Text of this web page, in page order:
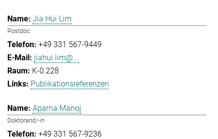
Jia Hui Lim
Postdoc
+49 331 567-9449
jiahui.lim@...
K-0.228
Publikationsreferenzen
Aparna Manoj
Doktorand/-in
+49 331 567-9236